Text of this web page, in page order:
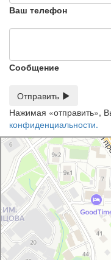
Ваш телефон
Сообщение
Отправить
Нажимая «отправить»,
конфиденциальности.
ПКФ Лот-Мо
Медицинское оборудование,
Оснащение лабораторий в